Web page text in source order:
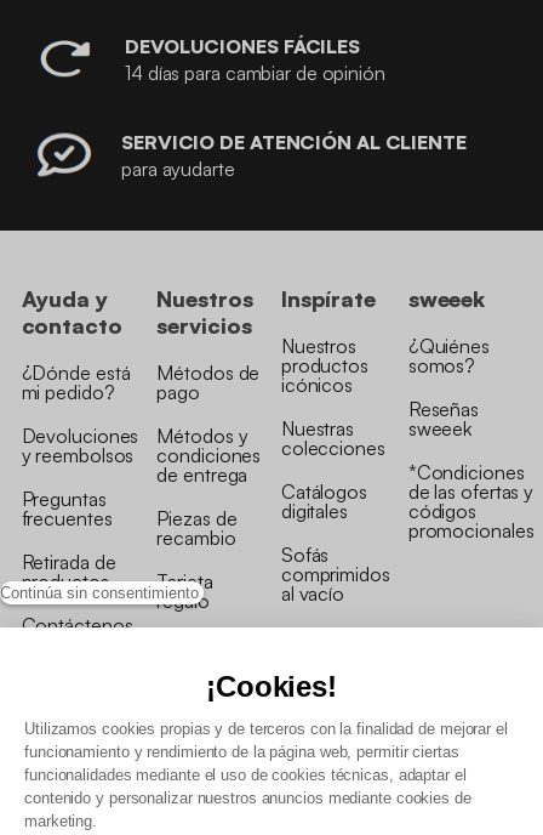
Continúa sin consentimiento
¡Cookies!
Utilizamos cookies propias y de terceros con la finalidad de mejorar el
funcionamiento y rendimiento de la página web, permitir ciertas
funcionalidades mediante el uso de cookies técnicas, adaptar el
contenido y personalizar nuestros anuncios mediante cookies de
marketing.
DEVOLUCIONES FÁCILES
14 días para cambiar de opinión
SERVICIO DE ATENCIÓN AL CLIENTE
para ayudarte
Ayuda y
contacto
¿Dónde está
mi pedido?
Devoluciones
y reembolsos
Preguntas
frecuentes
Retirada de
productos
Contáctenos
Nuestros
servicios
Métodos de
pago
Métodos y
condiciones
de entrega
Piezas de
recambio
Tarjeta
regalo
Inspírate
Nuestros
productos
icónicos
Nuestras
colecciones
Catálogos
digitales
Sofás
comprimidos
al vacío
sweeek
¿Quiénes
somos?
Reseñas
sweeek
*Condiciones
de las ofertas y
códigos
promocionales